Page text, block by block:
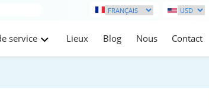
service Lieux Blog Nous Contact